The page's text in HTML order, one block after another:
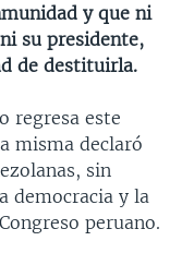
y que ni
su presidente,
de destituirla.
regresa este
misma declaró
sin
democracia y la
peruano.